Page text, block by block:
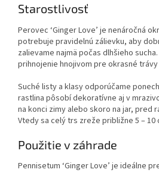
Starostlivosť
Perovec ‘Ginger Love’ je nenáročná
potrebuje pravidelnú zálievku, aby
zalievame najmä počas dlhšieho
prihnojenie hnojivom pre okrasné
Suché listy a klasy odporúčame
rastlina pôsobí dekoratívne aj v
na konci zimy alebo skoro na jar, pred
Vtedy sa celý trs zreže približne 5 – 10
Použitie v záhrade
Pennisetum ‘Ginger Love’ je ideálne